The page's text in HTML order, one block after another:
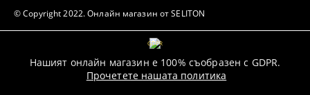
© Copyright 2022. Онлайн магазин от SELITON
GDPR
Нашият онлайн магазин е 100% съобразен с GDPR.
Прочетете нашата политика